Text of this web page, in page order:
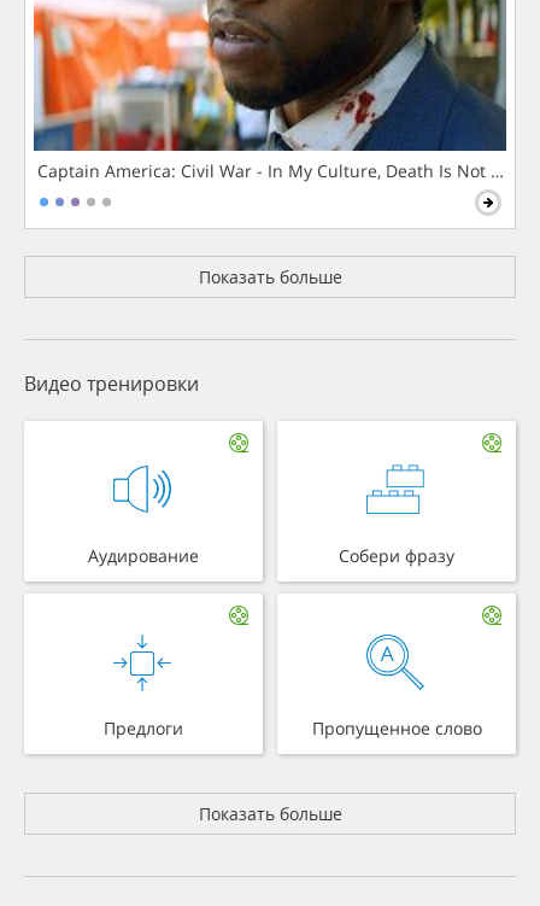
Captain America: Civil War - In My Culture, Death Is Not The
Показать больше
Видео тренировки
Аудирование Собери фразу
Предлоги Пропущенное слово
Показать больше